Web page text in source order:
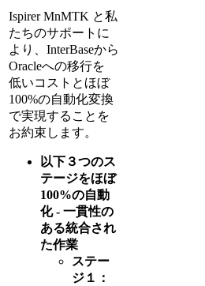
Ispirer MnMTK と私
たちのサポートに
より、InterBaseから
Oracleへの移行を
低いコストとほぼ
100%の自動化変換
で実現することを
お約束します。
以下３つのス
テージをほぼ
100%の自動
化 - 一貫性の
ある統合され
た作業
ステー
ジ１：